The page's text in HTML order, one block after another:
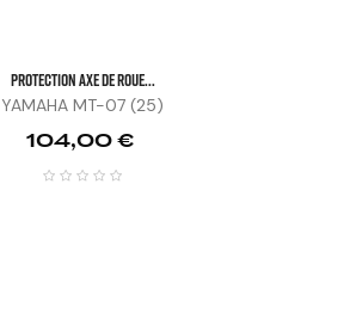
PROTECTION AXE DE ROUE...
YAMAHA MT-07 (25)
Prix
104,00 €